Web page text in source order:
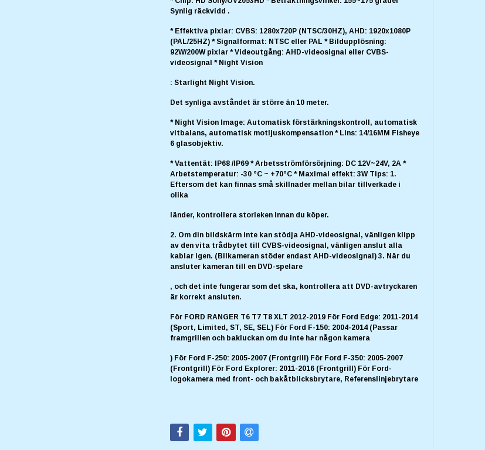
Synlig räckvidd .
* Effektiva pixlar: CVBS: 1280x720P (NTSC/30HZ), AHD: 1920x1080P
(PAL/25HZ) * Signalformat: NTSC eller PAL * Bildupplösning:
92W/200W pixlar * Videoutgång: AHD-videosignal eller CVBS-
videosignal * Night Vision
: Starlight Night Vision.
Det synliga avståndet är större än 10 meter.
* Night Vision Image: Automatisk förstärkningskontroll, automatisk
vitbalans, automatisk motljuskompensation * Lins: 14/16MM Fisheye
6 glasobjektiv.
* Vattentät: IP68 /IP69 * Arbetsströmförsörjning: DC 12V~24V, 2A *
Arbetstemperatur: -30 °C ~ +70°C * Maximal effekt: 3W Tips: 1.
Eftersom det kan finnas små skillnader mellan bilar tillverkade i
olika
länder, kontrollera storleken innan du köper.
2. Om din bildskärm inte kan stödja AHD-videosignal, vänligen klipp
av den vita trådbytet till CVBS-videosignal, vänligen anslut alla
kablar igen. (Bilkameran stöder endast AHD-videosignal) 3. När du
ansluter kameran till en DVD-spelare
, och det inte fungerar som det ska, kontrollera att DVD-avtryckaren
är korrekt ansluten.
För FORD RANGER T6 T7 T8 XLT 2012-2019 För Ford Edge: 2011-2014
(Sport, Limited, ST, SE, SEL) För Ford F-150: 2004-2014 (Passar
framgrillen och bakluckan om du inte har någon kamera
) För Ford F-250: 2005-2007 (Frontgrill) För Ford F-350: 2005-2007
(Frontgrill) För Ford Explorer: 2011-2016 (Frontgrill) För Ford-
logokamera med front- och bakåtblicksbrytare, Referenslinjebrytare